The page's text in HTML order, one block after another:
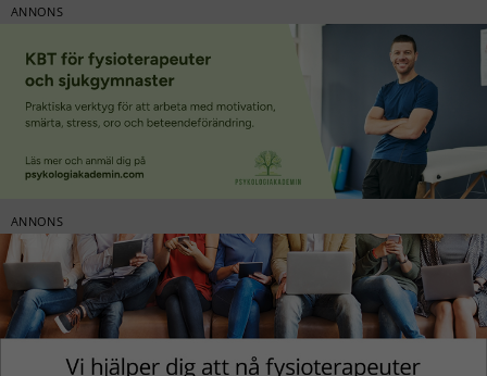
ANNONS
ANNONS